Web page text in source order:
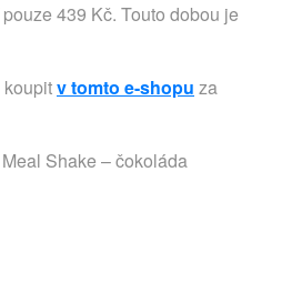
439 Kč. Touto dobou je
koupitv tomto e-shopu za
Shake – čokoláda